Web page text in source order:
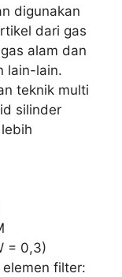
digunakan
dari gas
alam dan
lain-lain.
teknik multi
silinder
= 0,3)
filter: